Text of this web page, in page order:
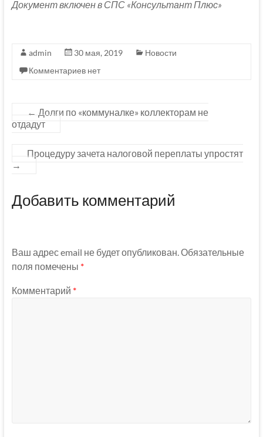
Документ включен в СПС «Консультант Плюс»
admin 30 мая, 2019
Новости
Комментариев нет
← Долги по «коммуналке» коллекторам не
отдадут
Процедуру зачета налоговой переплаты упростят
→
Добавить комментарий
Ваш адрес email не будет опубликован. Обязательные
поля помечены *
Комментарий *